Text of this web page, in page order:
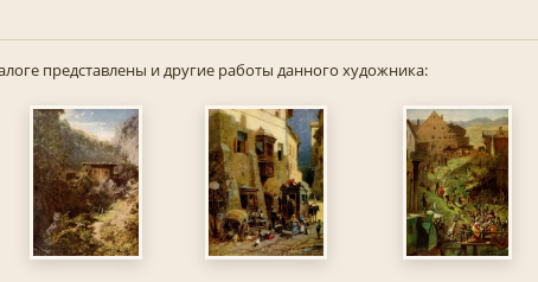
представлены и другие работы данного художника: